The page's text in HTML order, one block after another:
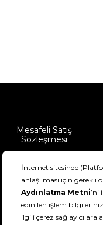
Mesafeli Satış
Sözleşmesi